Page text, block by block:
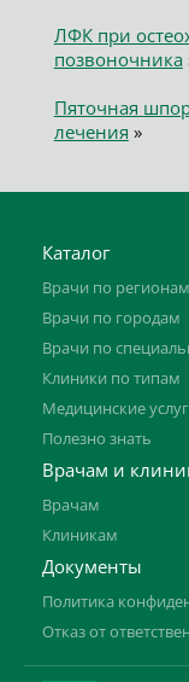
ЛФК при
позвоночника
Пяточная
лечения »
Каталог
Врачи по регионам
Врачи по городам
Врачи по
Клиники по типам
Медицинские
Полезно знать
Врачам и
Врачам
Клиникам
Документы
Политика
Отказ от